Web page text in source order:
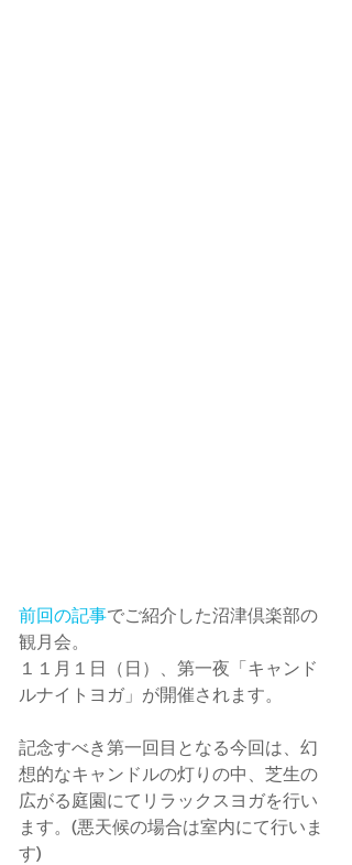
前回の記事でご紹介した沼津倶楽部の
観月会。
１１月１日（日）、第一夜「キャンド
ルナイトヨガ」が開催されます。
記念すべき第一回目となる今回は、幻
想的なキャンドルの灯りの中、芝生の
広がる庭園にてリラックスヨガを行い
ます。(悪天候の場合は室内にて行いま
す)